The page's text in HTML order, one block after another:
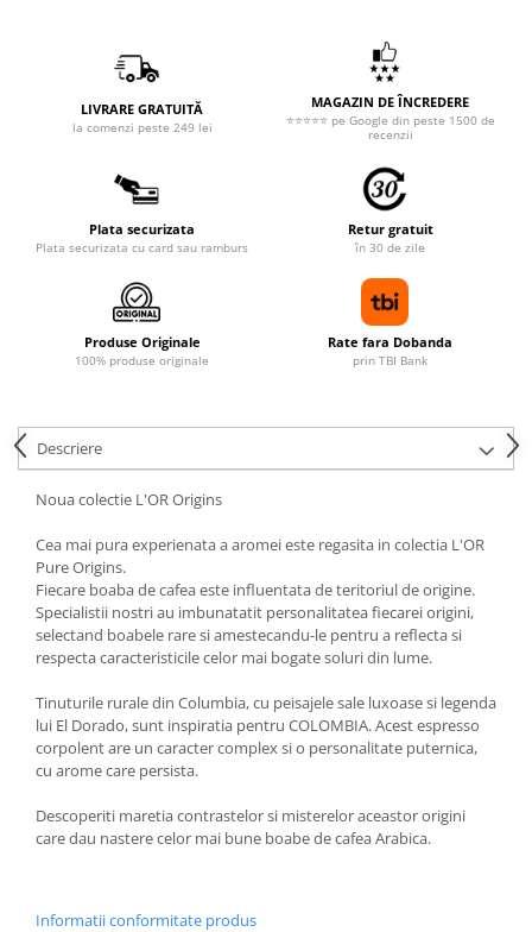
LIVRARE GRATUITĂ
la comenzi peste 249 lei
MAGAZIN DE ÎNCREDERE
⭐⭐⭐⭐⭐ pe Google din peste 1500 de
recenzii
Plata securizata
Plata securizata cu card sau ramburs
Retur gratuit
în 30 de zile
Produse Originale
100% produse originale
Rate fara Dobanda
prin TBI Bank
Descriere
Noua colectie L'OR Origins
Cea mai pura experienata a aromei este regasita in colectia L'OR
Pure Origins.
Fiecare boaba de cafea este influentata de teritoriul de origine.
Specialistii nostri au imbunatatit personalitatea fiecarei origini,
selectand boabele rare si amestecandu-le pentru a reflecta si
respecta caracteristicile celor mai bogate soluri din lume.
Tinuturile rurale din Columbia, cu peisajele sale luxoase si legenda
lui El Dorado, sunt inspiratia pentru COLOMBIA. Acest espresso
corpolent are un caracter complex si o personalitate puternica,
cu arome care persista.
Descoperiti maretia contrastelor si misterelor aceastor origini
care dau nastere celor mai bune boabe de cafea Arabica.
Informatii conformitate produs